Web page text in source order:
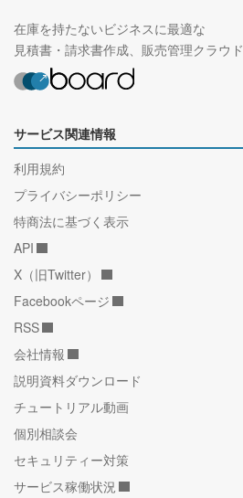
在庫を持たないビジネスに最適な
見積書・請求書作成、販売管理クラウド
サービス関連情報
利用規約
プライバシーポリシー
特商法に基づく表示
API
X（旧Twitter）
Facebookページ
RSS
会社情報
説明資料ダウンロード
チュートリアル動画
個別相談会
セキュリティー対策
サービス稼働状況